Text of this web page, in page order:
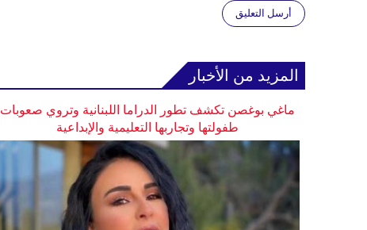
أرسل التعليق
المزيد من الأخبار
ماغي بوغصن تكشف تطور الدراما اللبنانية وتروي صعوبات
طفولتها وتجاربها التعليمية والإبداعية